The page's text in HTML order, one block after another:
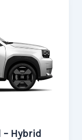
– Hybrid